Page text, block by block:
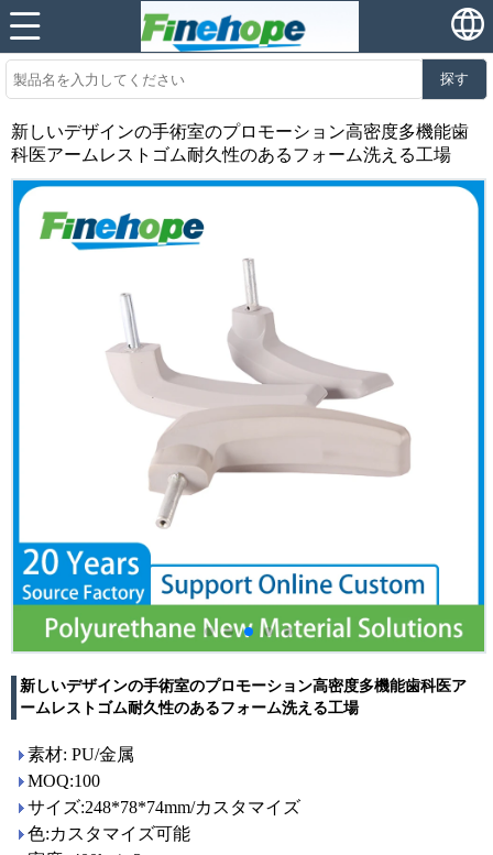
探す
新しいデザインの手術室のプロモーション高密度多機能歯
科医アームレストゴム耐久性のあるフォーム洗える工場
新しいデザインの手術室のプロモーション高密度多機能歯科医ア
ームレストゴム耐久性のあるフォーム洗える工場
素材: PU/金属
MOQ:100
サイズ:248*78*74mm/カスタマイズ
色:カスタマイズ可能